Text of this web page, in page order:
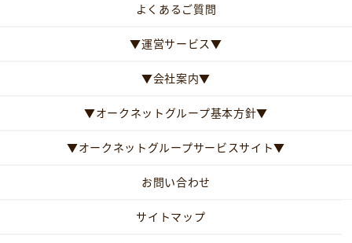
よくあるご質問
▼運営サービス▼
▼会社案内▼
▼オークネットグループ基本方針▼
▼オークネットグループサービスサイト▼
お問い合わせ
サイトマップ